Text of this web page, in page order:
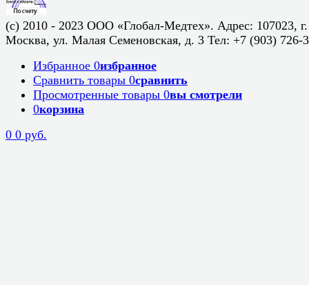
(c) 2010 - 2023 ООО «Глобал-Медтех». Адрес: 107023, г.
Москва, ул. Малая Семеновская, д. 3 Тел: +7 (903) 726-
Избранное 0избранное
Сравнить товары 0сравнить
Просмотренные товары 0вы смотрели
0корзина
0 0 руб.